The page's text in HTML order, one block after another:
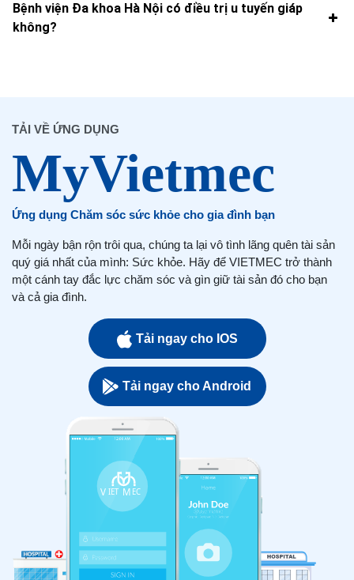
Bệnh viện Đa khoa Hà Nội có điều trị u tuyến giáp
không?
TẢI VỀ ỨNG DỤNG
Ứng dụng Chăm sóc sức khỏe cho gia đình bạn
Mỗi ngày bận rộn trôi qua, chúng ta lại vô tình lãng quên tài sản
quý giá nhất của mình: Sức khỏe. Hãy để VIETMEC trở thành
một cánh tay đắc lực chăm sóc và gìn giữ tài sản đó cho bạn
và cả gia đình.
Tải ngay cho IOS
Tải ngay cho Android